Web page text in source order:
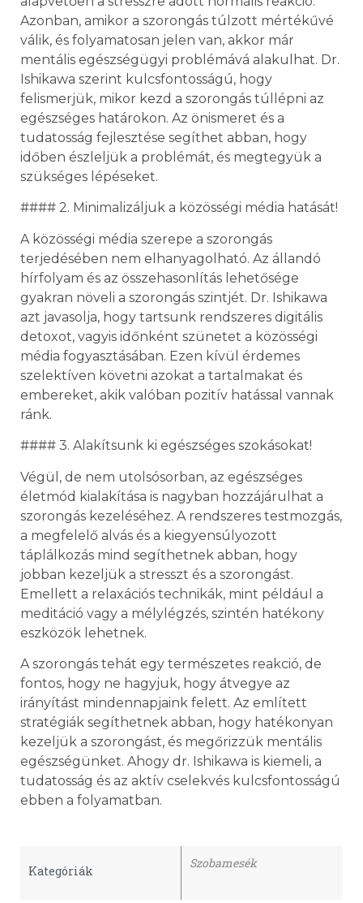
Azonban, amikor a szorongás túlzott mértékűvé
válik, és folyamatosan jelen van, akkor már
mentális egészségügyi problémává alakulhat. Dr.
Ishikawa szerint kulcsfontosságú, hogy
felismerjük, mikor kezd a szorongás túllépni az
egészséges határokon. Az önismeret és a
tudatosság fejlesztése segíthet abban, hogy
időben észleljük a problémát, és megtegyük a
szükséges lépéseket.
#### 2. Minimalizáljuk a közösségi média hatását!
A közösségi média szerepe a szorongás
terjedésében nem elhanyagolható. Az állandó
hírfolyam és az összehasonlítás lehetősége
gyakran növeli a szorongás szintjét. Dr. Ishikawa
azt javasolja, hogy tartsunk rendszeres digitális
detoxot, vagyis időnként szünetet a közösségi
média fogyasztásában. Ezen kívül érdemes
szelektíven követni azokat a tartalmakat és
embereket, akik valóban pozitív hatással vannak
ránk.
#### 3. Alakítsunk ki egészséges szokásokat!
Végül, de nem utolsósorban, az egészséges
életmód kialakítása is nagyban hozzájárulhat a
szorongás kezeléséhez. A rendszeres testmozgás,
a megfelelő alvás és a kiegyensúlyozott
táplálkozás mind segíthetnek abban, hogy
jobban kezeljük a stresszt és a szorongást.
Emellett a relaxációs technikák, mint például a
meditáció vagy a mélylégzés, szintén hatékony
eszközök lehetnek.
A szorongás tehát egy természetes reakció, de
fontos, hogy ne hagyjuk, hogy átvegye az
irányítást mindennapjaink felett. Az említett
stratégiák segíthetnek abban, hogy hatékonyan
kezeljük a szorongást, és megőrizzük mentális
egészségünket. Ahogy dr. Ishikawa is kiemeli, a
tudatosság és az aktív cselekvés kulcsfontosságú
ebben a folyamatban.
Kategóriák
Szobamesék